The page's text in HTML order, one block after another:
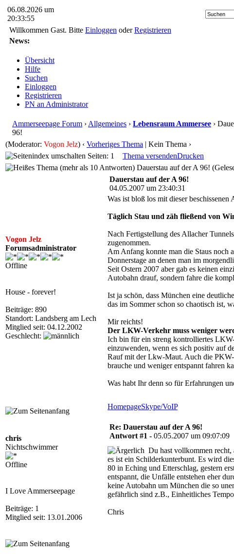
06.08.2026 um
20:33:55
Willkommen Gast. Bitte Einloggen oderRegistrieren
News:
Übersicht
Hilfe
Suchen
Einloggen
Registrieren
PN an Administrator
Ammerseepage Forum › Allgemeines › Lebensraum Ammersee ›
96!
(Moderator: Vogon Jelz) ‹ Vorheriges Thema | Kein Thema ›
Seiten: 1
Thema versendenDrucken
Dauerstau auf der A 96!
Vogon Jelz
Forumsadministrator
Offline
House - forever!
Beiträge: 890
Standort: Landsberg am Lech
Mitglied seit: 04.12.2002
Geschlecht:
Dauerstau auf der A 96!
04.05.2007 um 23:40:31
Was ist bloß los mit dieser
Täglich Stau und zäh fließend von
Nach Fertigstellung des Allacher
zugenommen.
Am Anfang konnte man die Staus noch
Donnerstage an denen man im
Seit Ostern 2007 aber gab es keinen
Autobahn drauf, sondern fahre die
Ist ja schön, dass München eine
das im Sommer schon so chaotisch ist,
Mir reichts!
Der LKW-Verkehr muss weniger
Ich bin für ein streng kontrolliertes
einzuwenden, wenn es sich positiv auf
Rauf mit der Lkw-Maut. Auch die
brauche und weniger entspannt fahren
Was habt Ihr denn so für Erfahrungen
HomepageSkype/VoIP
chris
Nichtschwimmer
Offline
I Love Ammerseepage
Beiträge: 1
Mitglied seit: 13.01.2006
Re: Dauerstau auf der A 96!
Antwort #1 - 05.05.2007 um 09:07:09
Du hast vollkommen recht,
es ist ein Schilderkunterbunt. Es wird
80 in Eching und Etterschlag, gestern
entspannt, die Unfälle entstehen eher
keine Autobahn um München die so
gefährlich sind z.B., Einheitliches
Chris